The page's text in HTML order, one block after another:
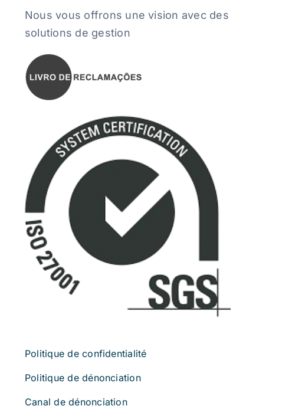
Nous vous offrons une vision avec des
solutions de gestion
Politique de confidentialité
Politique de dénonciation
Canal de dénonciation